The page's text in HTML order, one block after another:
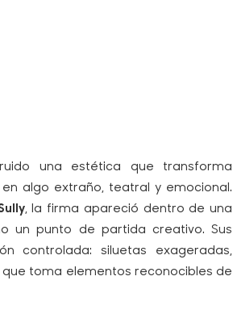
una estética que transforma
algo extraño, teatral y emocional.
, la firma apareció dentro de una
un punto de partida creativo. Sus
controlada: siluetas exageradas,
toma elementos reconocibles de